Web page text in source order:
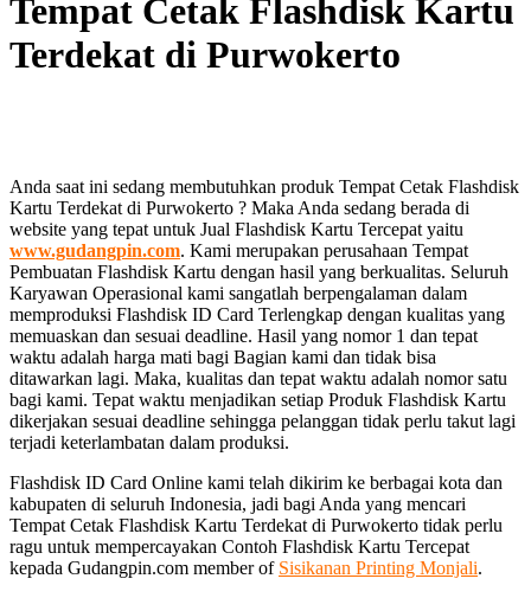
Tempat Cetak Flashdisk Kartu
Terdekat di Purwokerto
Anda saat ini sedang membutuhkan produk Tempat Cetak Flashdisk
Kartu Terdekat di Purwokerto ? Maka Anda sedang berada di
website yang tepat untuk Jual Flashdisk Kartu Tercepat yaitu
www.gudangpin.com. Kami merupakan perusahaan Tempat
Pembuatan Flashdisk Kartu dengan hasil yang berkualitas. Seluruh
Karyawan Operasional kami sangatlah berpengalaman dalam
memproduksi Flashdisk ID Card Terlengkap dengan kualitas yang
memuaskan dan sesuai deadline. Hasil yang nomor 1 dan tepat
waktu adalah harga mati bagi Bagian kami dan tidak bisa
ditawarkan lagi. Maka, kualitas dan tepat waktu adalah nomor satu
bagi kami. Tepat waktu menjadikan setiap Produk Flashdisk Kartu
dikerjakan sesuai deadline sehingga pelanggan tidak perlu takut lagi
terjadi keterlambatan dalam produksi.
Flashdisk ID Card Online kami telah dikirim ke berbagai kota dan
kabupaten di seluruh Indonesia, jadi bagi Anda yang mencari
Tempat Cetak Flashdisk Kartu Terdekat di Purwokerto tidak perlu
ragu untuk mempercayakan Contoh Flashdisk Kartu Tercepat
kepada Gudangpin.com member of Sisikanan Printing Monjali.